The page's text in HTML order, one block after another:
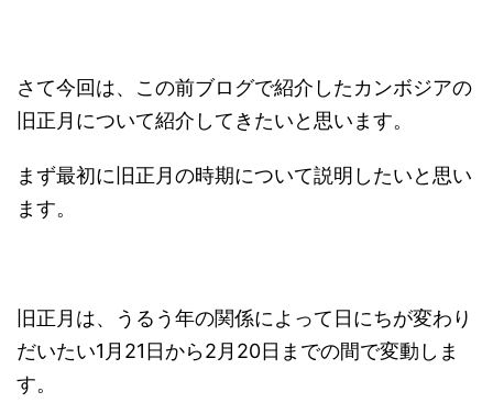
さて今回は、この前ブログで紹介したカンボジアの
旧正月について紹介してきたいと思います。
まず最初に旧正月の時期について説明したいと思い
ます。
旧正月は、うるう年の関係によって日にちが変わり
だいたい1月21日から2月20日までの間で変動しま
す。